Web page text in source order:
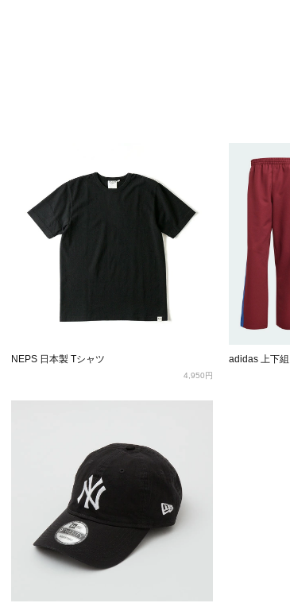
NEPS 日本製 Tシャツ
4,950円
adidas 上下